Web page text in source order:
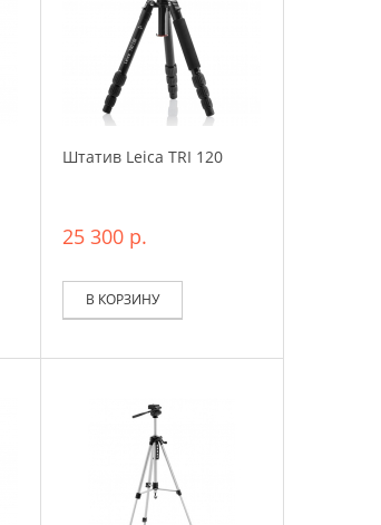
Штатив Leica TRI 120
25 300 р.
В КОРЗИНУ